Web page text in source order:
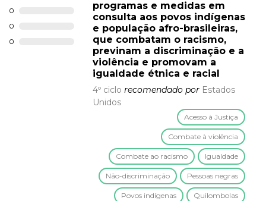
0
0
0
programas e medidas em
consulta aos povos indígenas
e população afro-brasileiras,
que combatam o racismo,
previnam a discriminação e a
violência e promovam a
igualdade étnica e racial
4º ciclo recomendado por Estados
Unidos
Acesso à Justiça
Combate à violência
Combate ao racismo Igualdade
Não-discriminação Pessoas negras
Povos indígenas Quilombolas